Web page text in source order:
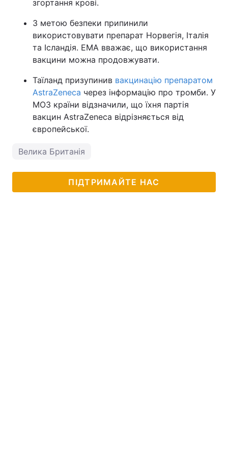
згортання крові.
З метою безпеки припинили
використовувати препарат Норвегія, Італія
та Ісландія. EMA вважає, що використання
вакцини можна продовжувати.
Таїланд призупинив вакцинацію препаратом
AstraZeneca через інформацію про тромби. У
МОЗ країни відзначили, що їхня партія
вакцин AstraZeneca відрізняється від
європейської.
Велика Британія
ПІДТРИМАЙТЕ НАС